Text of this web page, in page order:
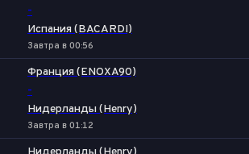
-
Испания (BACARDI)
Завтра в 00:56
Франция (ENOXA90)
-
Нидерланды (Henry)
Завтра в 01:12